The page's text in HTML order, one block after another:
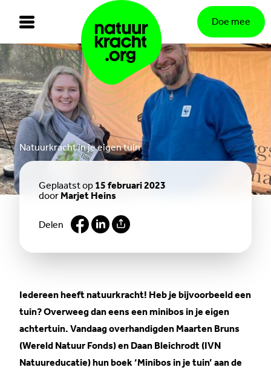
Doe mee
Natuurkracht in je eigen tuin
Geplaatst op 15 februari 2023
doorMarjet Heins
Delen
Iedereen heeft natuurkracht! Heb je bijvoorbeeld een
tuin? Overweeg dan eens een minibos in je eigen
achtertuin. Vandaag overhandigden Maarten Bruns
(Wereld Natuur Fonds) en Daan Bleichrodt (IVN
Natuureducatie) hun boek ‘Minibos in je tuin’ aan de